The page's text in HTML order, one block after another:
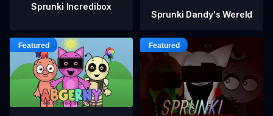
Sprunki Incredibox
Sprunki Dandy's Wereld